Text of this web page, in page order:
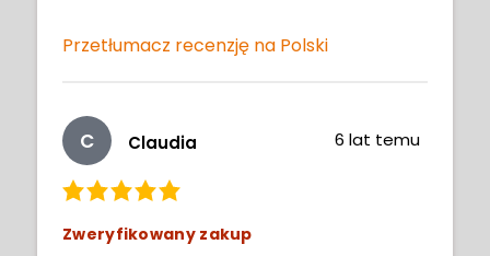
Przetłumacz recenzję na Polski
C Claudia 6 lat temu
Zweryfikowany zakup